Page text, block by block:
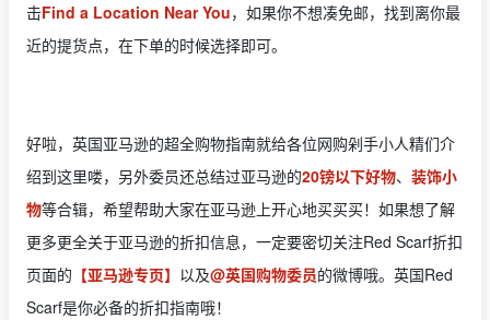
击Find a Location Near You，如果你不想凑免邮，找到离你最
近的提货点，在下单的时候选择即可。
好啦，英国亚马逊的超全购物指南就给各位网购剁手小人精们介
绍到这里喽，另外委员还总结过亚马逊的20镑以下好物、 装饰小
物等合辑，希望帮助大家在亚马逊上开心地买买买！如果想了解
更多更全关于亚马逊的折扣信息，一定要密切关注Red Scarf折扣
页面的 【亚马逊专页】 以及@英国购物委员的微博哦。英国Red
Scarf是你必备的折扣指南哦！